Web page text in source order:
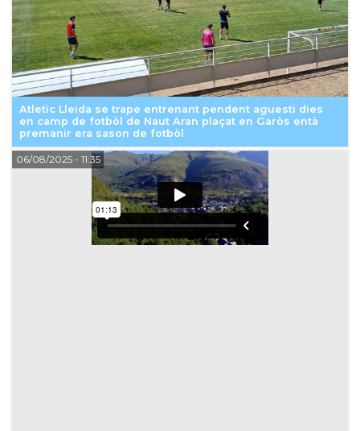
Atletic Lleida se trape entrenant pendent aguesti dies
en camp de fotbòl de Naut Aran plaçat en Garòs entà
premanir era sason de fotbòl
06/08/2025- 11:35